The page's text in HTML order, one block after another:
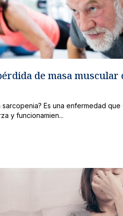
de masa muscular
Es una enfermedad
y funcionamien...